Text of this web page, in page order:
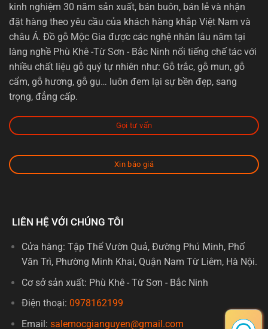
kinh nghiệm 30 năm sản xuất, bán buôn, bán lẻ và nhận
đặt hàng theo yêu cầu của khách hàng khắp Việt Nam và
châu Á. Đồ gỗ Mộc Gia được các nghệ nhân lâu năm tại
làng nghề Phù Khê -Từ Sơn - Bắc Ninh nổi tiếng chế tác với
nhiều chất liệu gỗ quý tự nhiên như: Gỗ trắc, gỗ mun, gỗ
cẩm, gỗ hương, gỗ gụ… luôn đem lại sự bền đẹp, sang
trọng, đẳng cấp.
Gọi tư vấn
Xin báo giá
LIÊN HỆ VỚI CHÚNG TÔI
Cửa hàng: Tập Thể Vườn Quả, Đường Phú Minh, Phố
Văn Trì, Phường Minh Khai, Quận Nam Từ Liêm, Hà Nội.
Cơ sở sản xuất: Phù Khê - Từ Sơn - Bắc Ninh
Điện thoại: 0978162199
Email: salemocgianguyen@gmail.com